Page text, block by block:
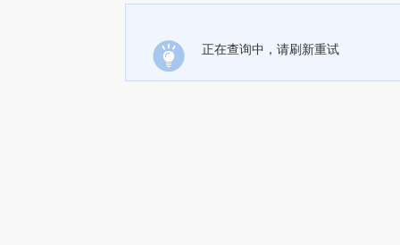
正在查询中，请刷新重试